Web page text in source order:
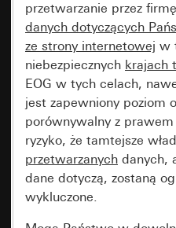
przetwarzanie przez firmę
danych dotyczących
ze strony internetowej w
niebezpiecznych krajach
EOG w tych celach,
jest zapewniony poziom
porównywalny z
ryzyko, że tamtejsze
przetwarzanych danych,
dane dotyczą, zostaną
wykluczone.